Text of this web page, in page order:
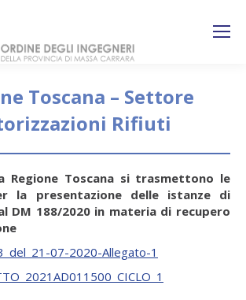
Toscana – Settore
Rifiuti
Regione Toscana si trasmettono le
la presentazione delle istanze di
DM 188/2020 in materia di recupero
07-2020-Allegato-1